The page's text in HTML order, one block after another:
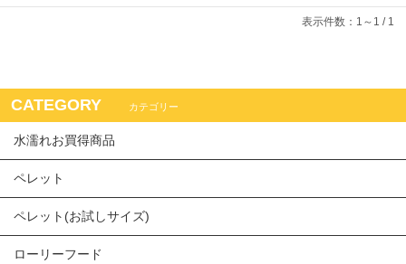
表示件数：1～1 / 1
CATEGORY カテゴリー
水濡れお買得商品
ペレット
ペレット(お試しサイズ)
ローリーフード